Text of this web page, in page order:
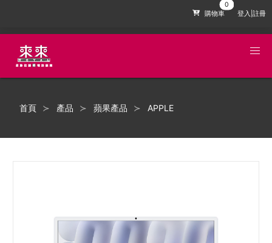
購物車 登入|註冊
首頁 產品 蘋果產品 APPLE